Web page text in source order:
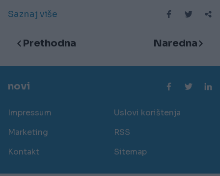
Saznaj više
Prethodna Naredna
novi
Impressum
Uslovi korištenja
Marketing
RSS
Kontakt
Sitemap